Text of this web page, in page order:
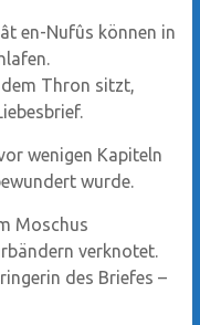
en-Nufûs können in
Thron sitzt,
wenigen Kapiteln
wurde.
Moschus
verknotet.
des Briefes –